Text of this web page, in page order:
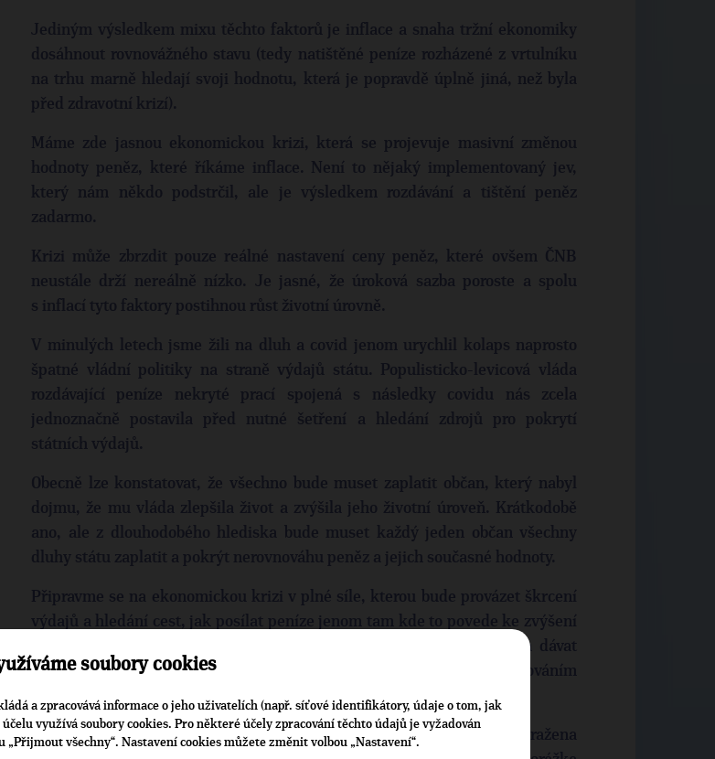
Jediným výsledkem mixu těchto faktorů je inflace a snaha tržní ekonomiky
dosáhnout rovnovážného stavu (tedy natištěné peníze rozházené z vrtulníku
na trhu marně hledají svoji hodnotu, která je popravdě úplně jiná, než byla
před zdravotní krizí).
Máme zde jasnou ekonomickou krizi, která se projevuje masivní změnou
hodnoty peněz, které říkáme inflace. Není to nějaký implementovaný jev,
který nám někdo podstrčil, ale je výsledkem rozdávání a tištění peněz
zadarmo.
Krizi může zbrzdit pouze reálné nastavení ceny peněz, které ovšem ČNB
neustále drží nereálně nízko. Je jasné, že úroková sazba poroste a spolu
s inflací tyto faktory postihnou růst životní úrovně.
V minulých letech jsme žili na dluh a covid jenom urychlil kolaps naprosto
špatné vládní politiky na straně výdajů státu. Populisticko-levicová vláda
rozdávající peníze nekryté prací spojená s následky covidu nás zcela
jednoznačně postavila před nutné šetření a hledání zdrojů pro pokrytí
státních výdajů.
Obecně lze konstatovat, že všechno bude muset zaplatit občan, který nabyl
dojmu, že mu vláda zlepšila život a zvýšila jeho životní úroveň. Krátkodobě
ano, ale z dlouhodobého hlediska bude muset každý jeden občan všechny
dluhy státu zaplatit a pokrýt nerovnováhu peněz a jejich současné hodnoty.
Připravme se na ekonomickou krizi v plné síle, kterou bude provázet škrcení
výdajů a hledání cest, jak posílat peníze jenom tam kde to povede ke zvýšení
ziskovosti nebo produkce. Budeme muset obracet každou korunu a dávat
peníze do naši lepší budoucnosti (inovace, výzkum, vývoj) spolu s obětováním
naší marnotratné současnosti.
Bude to bolet a pravděpodobně budoucí vláda odejde za čtyři roky poražena
soubory cookies
a zpracovává informace o jeho uživatelích (např. síťové identifikátory, údaje o tom, jak
využívá soubory cookies. Pro některé účely zpracování těchto údajů je vyžadován
všechny“. Nastavení cookies můžete změnit volbou „Nastavení“.